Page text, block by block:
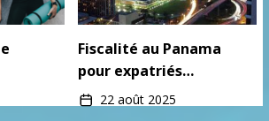
en toute élégance
au Panama pour expatriés
Fiscalité au Panama
pour expatriés
francophones
22 août 2025